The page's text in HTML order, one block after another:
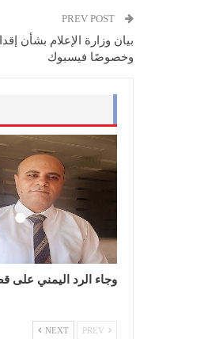
PREV POST
بيان وزارة الإعلام بشأن
وخصوصًا فيسبوك
وجاء الرد اليمني على
NEXT